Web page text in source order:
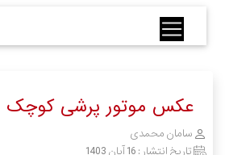
عکس موتور پرشی کوچک
سامان محمدی
تاریخ انتشار : 16 آبان 1403